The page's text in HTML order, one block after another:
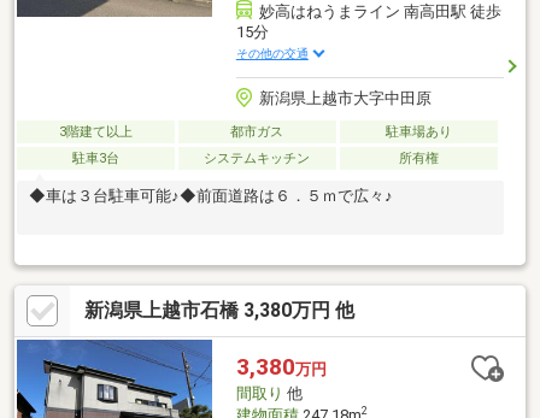
妙高はねうまライン 南高田駅 徒歩
15分
その他の交通
新潟県上越市大字中田原
3階建て以上 都市ガス
駐車場あり
駐車3台
システムキッチン 所有権
◆車は３台駐車可能♪◆前面道路は６．５ｍで広々♪
新潟県上越市石橋 3,380万円 他
3,380万円
間取り 他
2